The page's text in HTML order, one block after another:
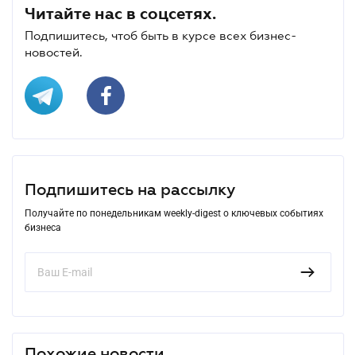
Читайте нас в соцсетях.
Подпишитесь, чтоб быть в курсе всех бизнес-
новостей.
Подпишитесь на рассылку
Получайте по понедельникам weekly-digest о ключевых событиях
бизнеса